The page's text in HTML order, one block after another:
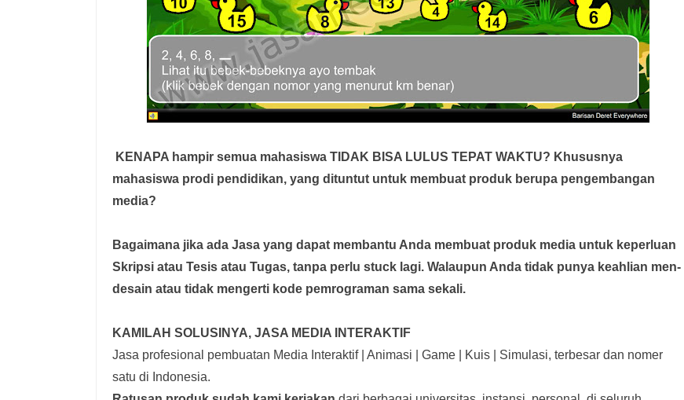
KENAPA hampir semua mahasiswa TIDAK BISA LULUS TEPAT WAKTU? Khususnya
mahasiswa prodi pendidikan, yang dituntut untuk membuat produk berupa pengembangan
media?
Bagaimana jika ada Jasa yang dapat membantu Anda membuat produk media untuk keperluan
Skripsi atau Tesis atau Tugas, tanpa perlu stuck lagi. Walaupun Anda tidak punya keahlian men-
desain atau tidak mengerti kode pemrograman sama sekali.
KAMILAH SOLUSINYA, JASA MEDIA INTERAKTIF
Jasa profesional pembuatan Media Interaktif | Animasi | Game | Kuis | Simulasi, terbesar dan nomer
satu di Indonesia.